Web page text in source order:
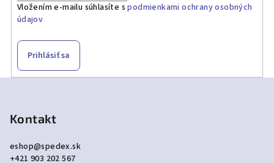
Vložením e-mailu súhlasíte spodmienkami ochrany osobných
údajov
Prihlásiť sa
Kontakt
eshop@spedex.sk
+421 903 202 567